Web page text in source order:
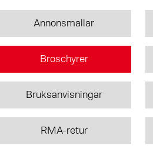
Annonsmallar
Broschyrer
Bruksanvisningar
RMA-retur